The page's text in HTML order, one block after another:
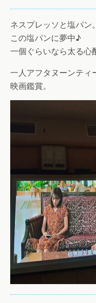
ネスプレッソと塩パン。
この塩パンに夢中♪
一個ぐらいなら太る心
一人アフタヌーンティ
映画鑑賞。